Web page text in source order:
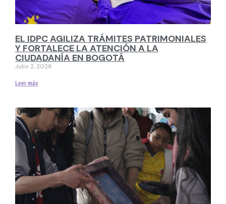
EL IDPC AGILIZA TRÁMITES PATRIMONIALES
Y FORTALECE LA ATENCIÓN A LA
CIUDADANÍA EN BOGOTÁ
Julio 2, 2026
Leer más